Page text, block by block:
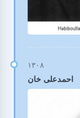
احمدعلی خان